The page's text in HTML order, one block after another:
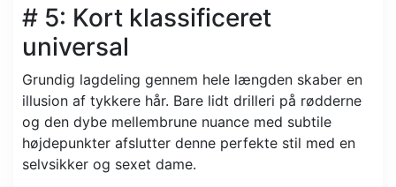
# 5: Kort klassificeret
universal
Grundig lagdeling gennem hele længden skaber en
illusion af tykkere hår. Bare lidt drilleri på rødderne
og den dybe mellembrune nuance med subtile
højdepunkter afslutter denne perfekte stil med en
selvsikker og sexet dame.